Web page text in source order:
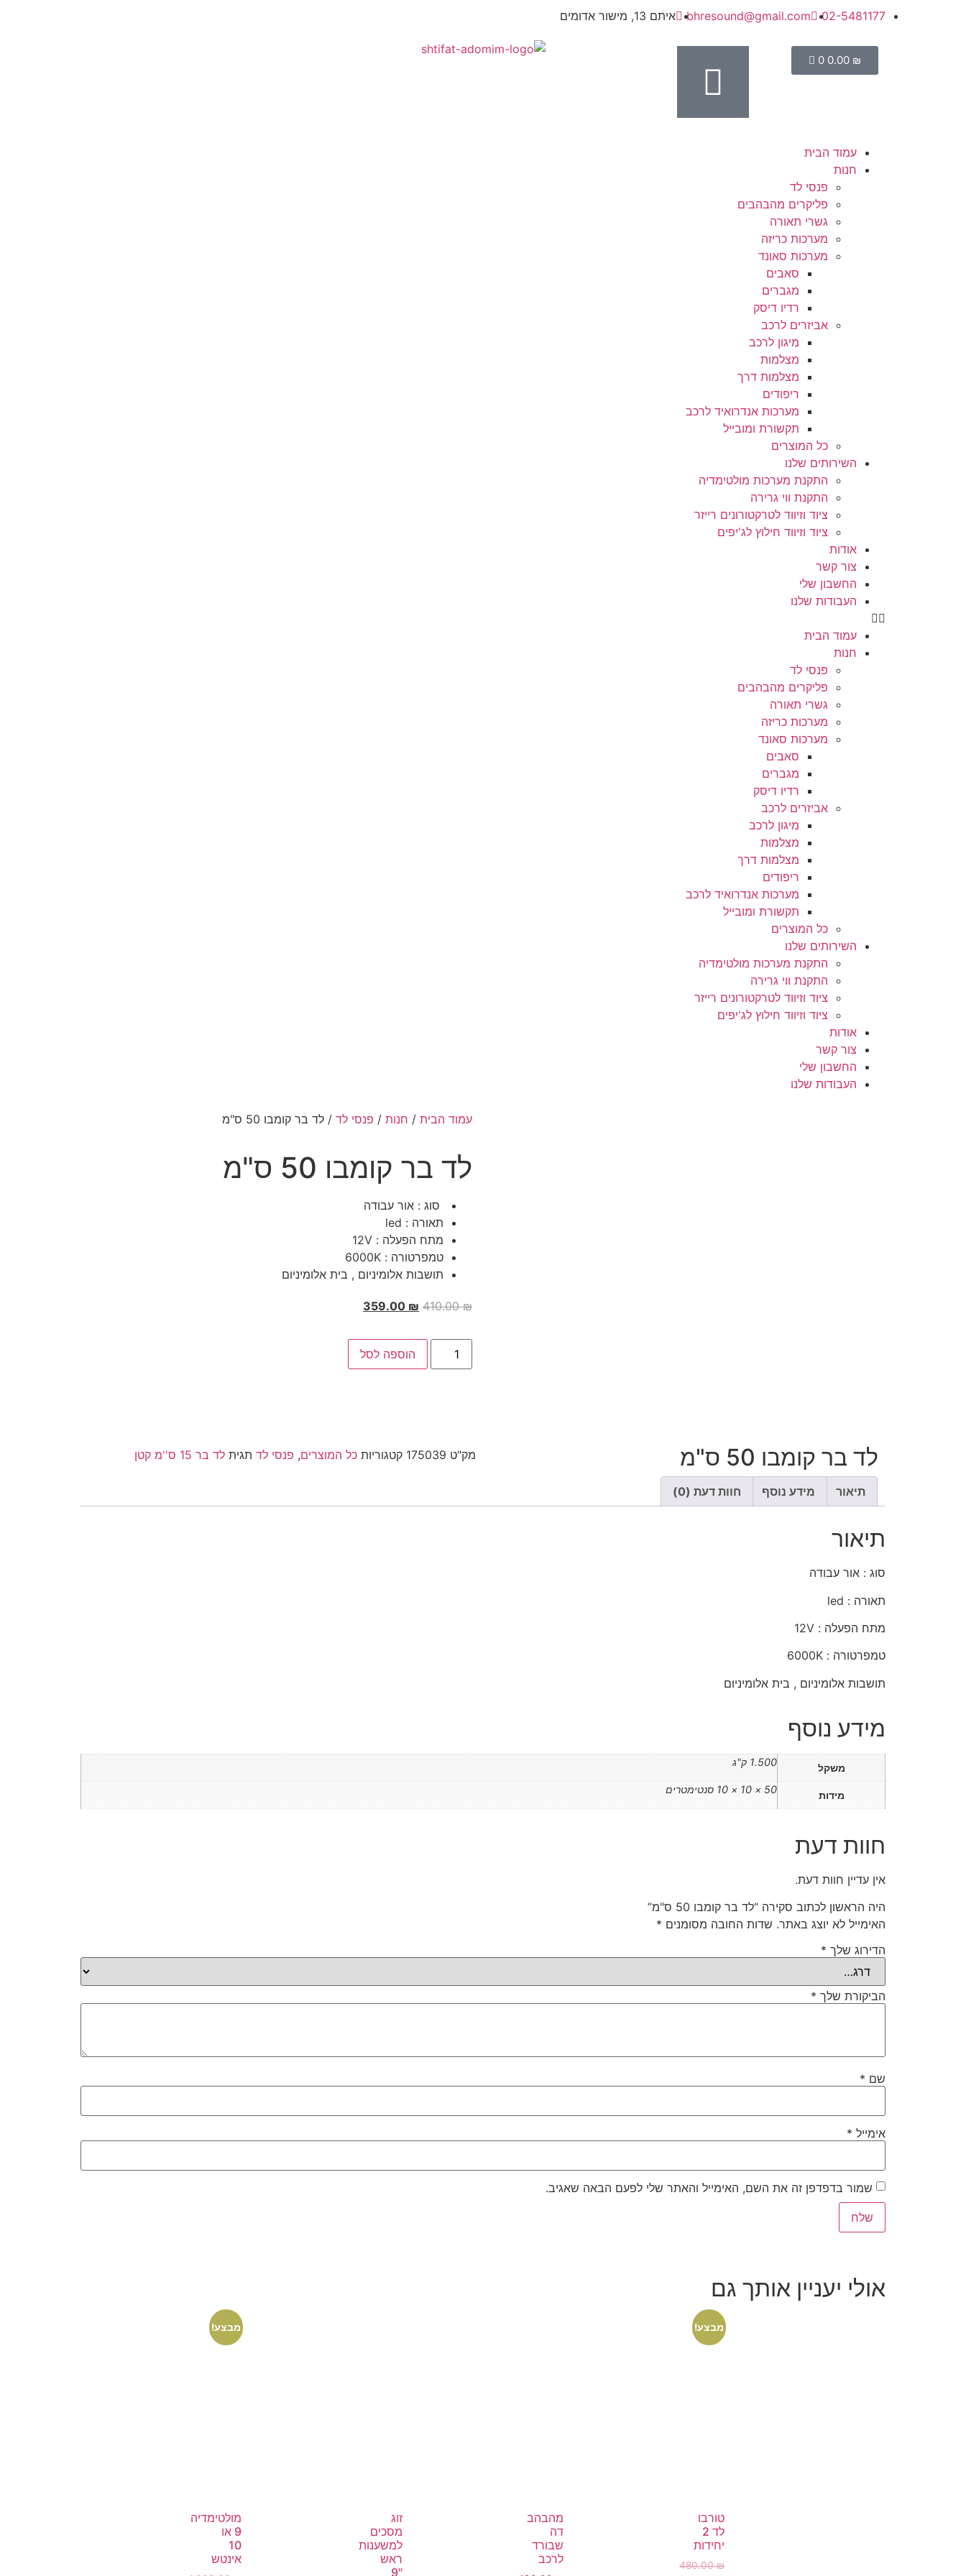
02-5481177
bhresound@gmail.com איתם 13, מישור אדומים
0.00 ₪
0
עמוד הבית
חנות
פנסי לד
פליקרים מהבהבים
גשרי תאורה
מערכות כריזה
מערכות סאונד
סאבים
מגברים
רדיו דיסק
אביזרים לרכב
מיגון לרכב
מצלמות
מצלמות דרך
ריפודים
מערכות אנדרואיד לרכב
תקשורת ומובייל
כל המוצרים
השירותים שלנו
התקנת מערכות מולטימדיה
התקנת ווי גרירה
ציוד וזיווד לטרקטורונים רייזר
ציוד וזיווד חילוץ לג'יפים
אודות
צור קשר
החשבון שלי
העבודות שלנו
עמוד הבית
חנות
פנסי לד
פליקרים מהבהבים
גשרי תאורה
מערכות כריזה
מערכות סאונד
סאבים
מגברים
רדיו דיסק
אביזרים לרכב
מיגון לרכב
מצלמות
מצלמות דרך
ריפודים
מערכות אנדרואיד לרכב
תקשורת ומובייל
כל המוצרים
השירותים שלנו
התקנת מערכות מולטימדיה
התקנת ווי גרירה
ציוד וזיווד לטרקטורונים רייזר
ציוד וזיווד חילוץ לג'יפים
אודות
צור קשר
החשבון שלי
העבודות שלנו
עמוד הבית / חנות / פנסי לד / לד בר קומבו 50 ס"מ
לד בר קומבו 50 ס"מ
סוג : אור עבודה
תאורה : led
מתח הפעלה : 12V
טמפרטורה : 6000K
תושבות אלומיניום , בית אלומיניום
410.00₪
359.00 ₪
הוספה לסל
לד בר קומבו 50 ס"מ מק"ט 175039 קטגוריות כל המוצרים, פנסי לד תגית לד בר 15 ס''מ קטן
תיאור מידע נוסף חוות דעת (0)
תיאור
סוג : אור עבודה
תאורה : led
מתח הפעלה : 12V
טמפרטורה : 6000K
תושבות אלומיניום , בית אלומיניום
מידע נוסף
משקל 1.500 ק"ג
מידות 50 × 10 × 10 סנטימטרים
חוות דעת
אין עדיין חוות דעת.
היה הראשון לכתוב סקירה “לד בר קומבו 50 ס"מ”
האימייל לא יוצג באתר. שדות החובה מסומנים *
הדירוג שלך *
הביקורת שלך *
שם *
אימייל *
שמור בדפדפן זה את השם, האימייל והאתר שלי לפעם הבאה שאגיב.
אולי יעניין אותך גם
מבצע!
טורבו
לד 2
יחידות
480.00₪
מהבהב
דה
שבורד
לרכב
זוג
מסכים
למשענות
ראש
"9
מבצע!
מולטימדיה
9 או
10
אינטש